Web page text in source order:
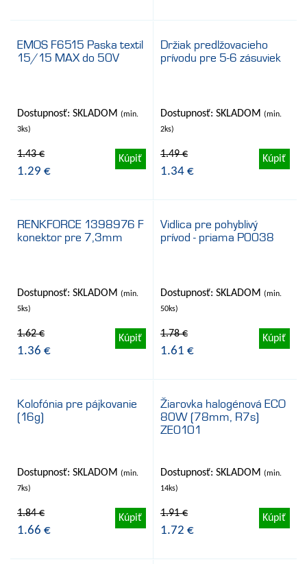
EMOS F6515 Paska textil
15/15 MAX do 50V
- 10%
Dostupnosť: SKLADOM (min.
3ks)
1.43 €
1.29 €
Kúpiť
Držiak predlžovacieho
prívodu pre 5-6 zásuviek
- 10%
Dostupnosť: SKLADOM (min.
2ks)
1.49 €
1.34 €
Kúpiť
RENKFORCE 1398976 F
konektor pre 7,3mm
- 16%
Dostupnosť: SKLADOM (min.
5ks)
1.62 €
1.36 €
Kúpiť
Vidlica pre pohyblivý
prívod - priama P0038
- 10%
Dostupnosť: SKLADOM (min.
50ks)
1.78 €
1.61 €
Kúpiť
Kolofónia pre pájkovanie
(16g)
- 10%
Dostupnosť: SKLADOM (min.
7ks)
1.84 €
1.66 €
Kúpiť
Žiarovka halogénová ECO
80W (78mm, R7s)
ZE0101
- 10%
Dostupnosť: SKLADOM (min.
14ks)
1.91 €
1.72 €
Kúpiť